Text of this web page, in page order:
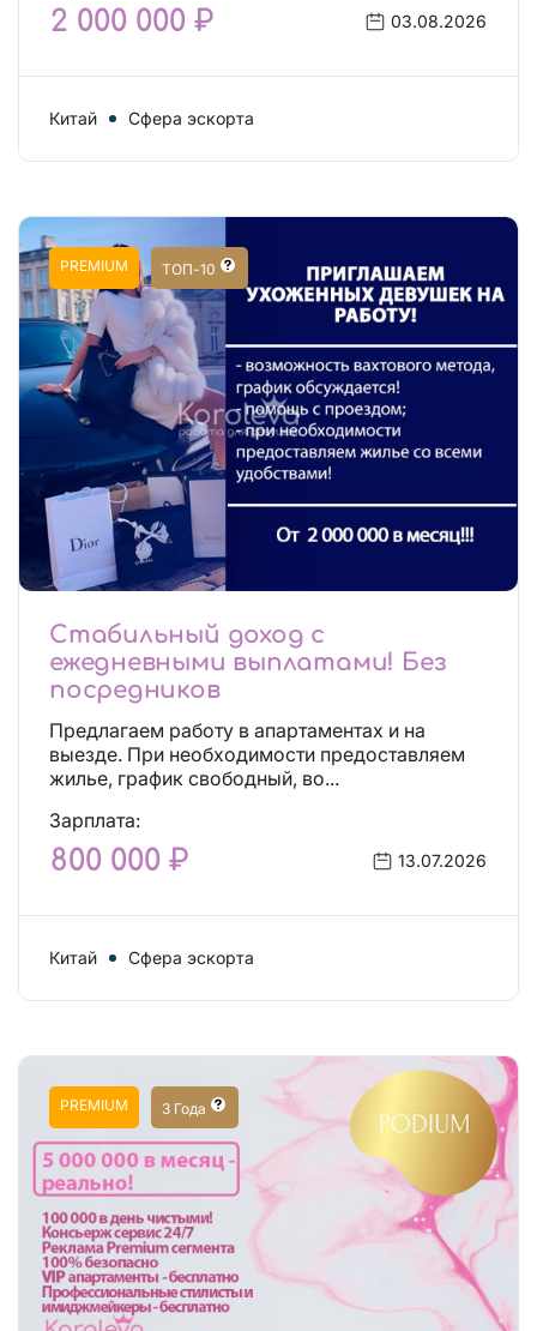
2 000 000 ₽ 03.08.2026
Китай Сфера эскорта
PREMIUM ТОП-10
Стабильный доход с
ежедневными выплатами! Без
посредников
Предлагаем работу в апартаментах и на
выезде. При необходимости предоставляем
жилье, график свободный, во...
Зарплата:
800 000 ₽ 13.07.2026
Китай Сфера эскорта
PREMIUM 3 Года